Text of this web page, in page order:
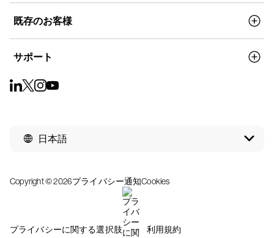
既存のお客様
サポート
日本語
Copyright © 2026プライバシー通知Cookies
プライバシーに関する選択肢 利用規約